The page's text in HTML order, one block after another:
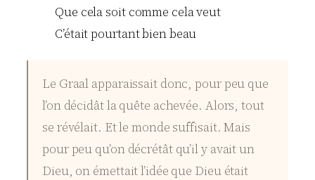
Que cela soit comme cela veut
C’était pourtant bien beau
Le Graal apparaissait donc, pour peu que
l’on décidât la quête achevée. Alors, tout
se révélait. Et le monde suffisait. Mais
pour peu qu’on décrétât qu’il y avait un
Dieu, on émettait l’idée que Dieu était